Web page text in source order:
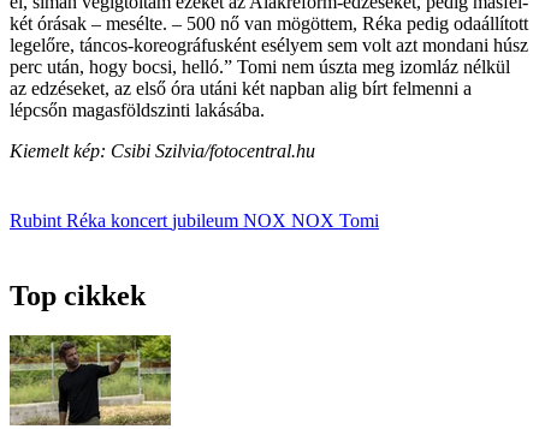
két órásak – mesélte. – 500 nő van mögöttem, Réka pedig odaállított
legelőre, táncos-koreográfusként esélyem sem volt azt mondani húsz
perc után, hogy bocsi, helló.” Tomi nem úszta meg izomláz nélkül
az edzéseket, az első óra utáni két napban alig bírt felmenni a
lépcsőn magasföldszinti lakásába.
Kiemelt kép: Csibi Szilvia/fotocentral.hu
Rubint Réka koncert jubileum NOX NOX Tomi
Top cikkek